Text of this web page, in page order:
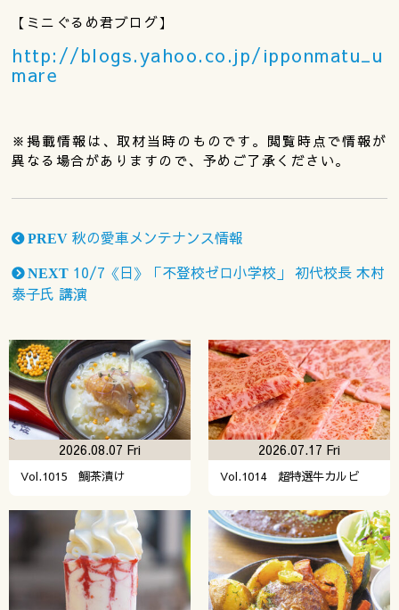
【ミニぐるめ君ブログ】
http://blogs.yahoo.co.jp/ipponmatu_u
mare
※掲載情報は、取材当時のものです。閲覧時点で情報が
異なる場合がありますので、予めご了承ください。
PREV 秋の愛車メンテナンス情報
NEXT 10/7《日》「不登校ゼロ小学校」 初代校長 木村
泰子氏 講演
Vol.1015 鯛茶漬け
2026.08.07 Fri
Vol.1014 超特選牛カルビ
2026.07.17 Fri